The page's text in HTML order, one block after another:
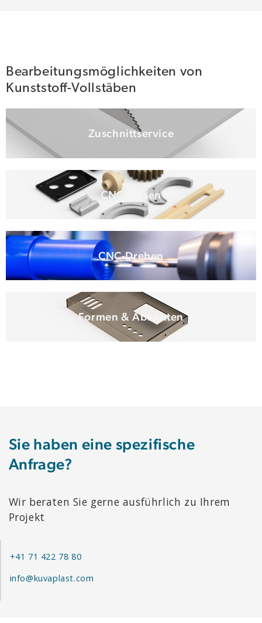
Bearbeitungsmöglichkeiten von
Kunststoff-Vollstäben
Zuschnittservice
CNC Fräsen
CNC-Drehen
Formen & Abkanten
Sie haben eine spezifische
Anfrage?
Wir beraten Sie gerne ausführlich zu Ihrem
Projekt
+41 71 422 78 80
info@kuvaplast.com